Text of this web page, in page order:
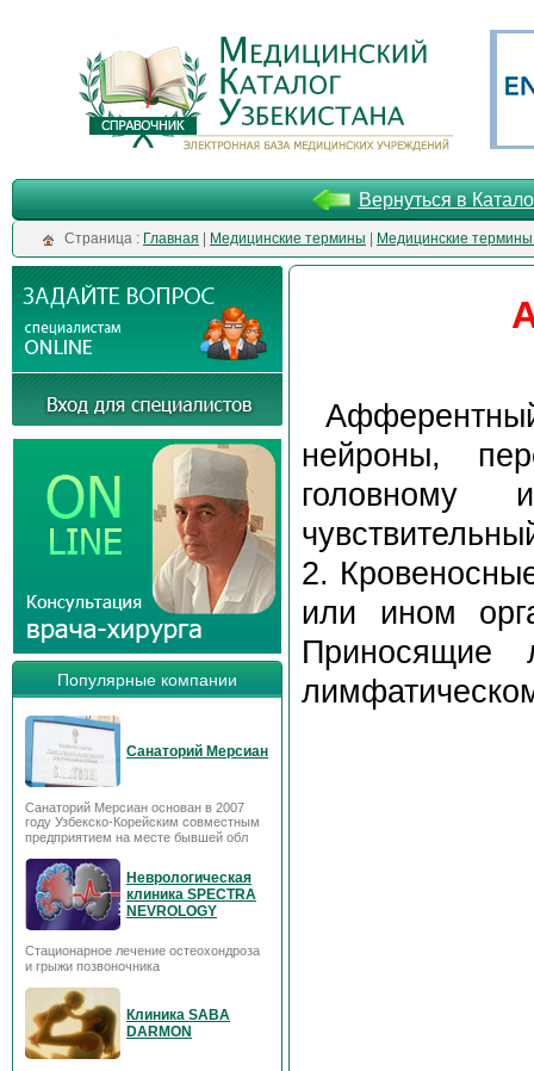
Вернуться в
Cтраница : Главная Медицинские термины Медицинские
Популярные компании
Санаторий Мерсиан
Санаторий Мерсиан основан в 2007
году Узбекско-Корейским совместным
предприятием на месте бывшей обл
Неврологическая
клиника SPECTRA
NEVROLOGY
Стационарное лечение остеохондроза
и грыжи позвоночника
Клиника SABA
DARMON
нейроны,
2.
или ином
Приносящие